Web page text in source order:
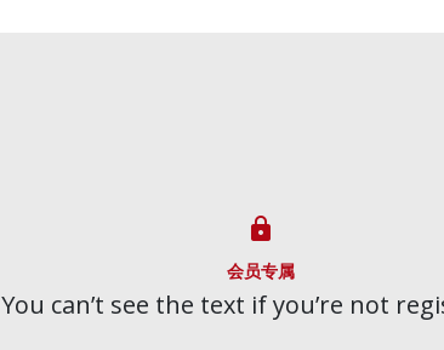

会员专属
You can’t see the text if you’re not